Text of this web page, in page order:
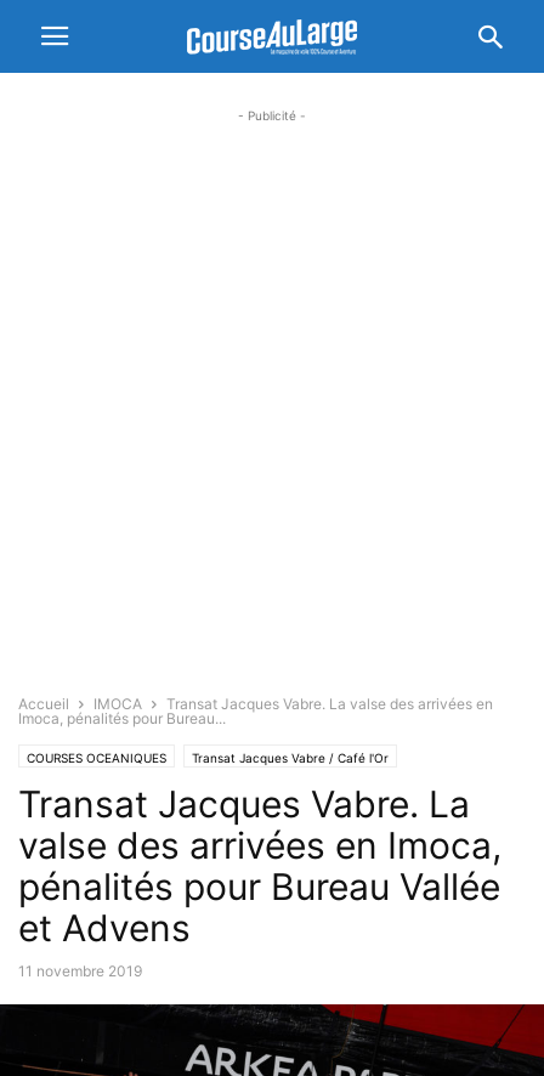
- Publicité -
Accueil IMOCA
Transat Jacques Vabre. La valse des arrivées en
Imoca, pénalités pour Bureau...
COURSES OCEANIQUES Transat Jacques Vabre / Café l'Or
Transat Jacques Vabre. La
valse des arrivées en Imoca,
pénalités pour Bureau Vallée
et Advens
11 novembre 2019